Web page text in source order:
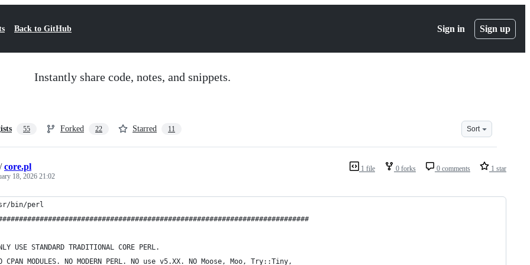
Back to GitHub Sign in Sign up
Instantly share code, notes, and snippets.
55 Forked 22 Starred 11 Sort
1 file 0 forks 0 comments 1 star
/core.pl
18, 2026 21:02
bin/perl
USE STANDARD TRADITIONAL CORE PERL.
CPAN MODULES. NO MODERN PERL. NO use v5.XX. NO Moose, Moo, Try::Tiny,